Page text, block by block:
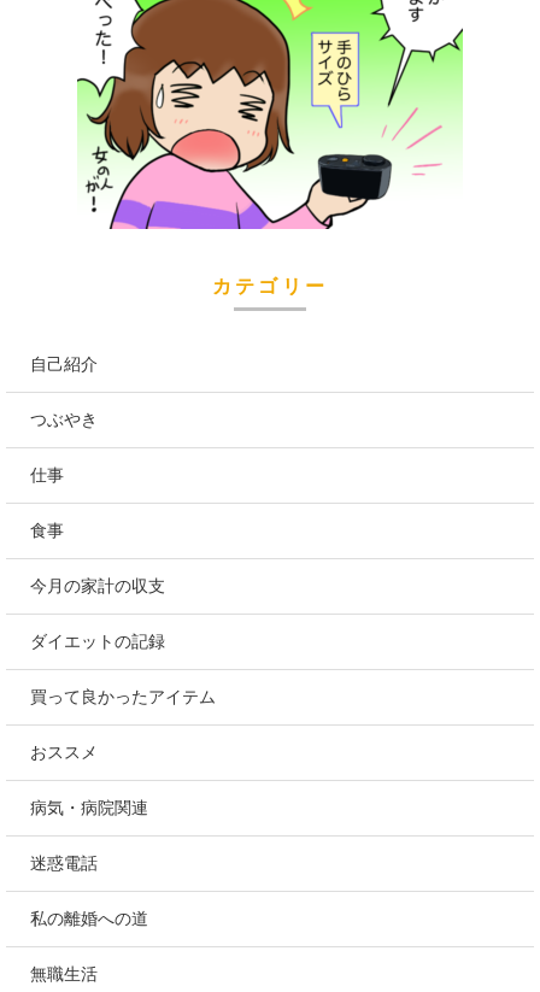
カテゴリー
自己紹介
つぶやき
仕事
食事
今月の家計の収支
ダイエットの記録
買って良かったアイテム
おススメ
病気・病院関連
迷惑電話
私の離婚への道
無職生活